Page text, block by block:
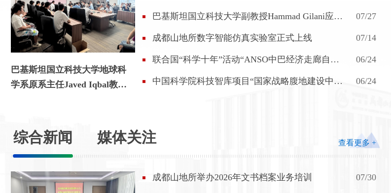
巴基斯坦国立科技大学地球科
学系原系主任Javed Iqbal教授
巴基斯坦国立科技大学副教授Hammad Gilani应邀
07/27
成都山地所数字智能仿真实验室正式上线 07/14
联合国“科学十年”活动“ANSO中巴经济走廊自然
举办
06/24
中国科学院科技智库项目“国家战略腹地建设中
06/24
综合新闻 媒体关注 查看更多 +
成都山地所举办2026年文书档案业务培训 07/30